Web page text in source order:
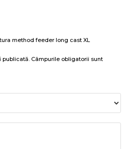
method feeder long cast XL
Câmpurile obligatorii sunt